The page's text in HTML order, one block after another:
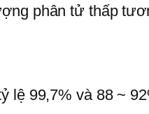
phân tử thấp
lệ 99,7% và 88 ~